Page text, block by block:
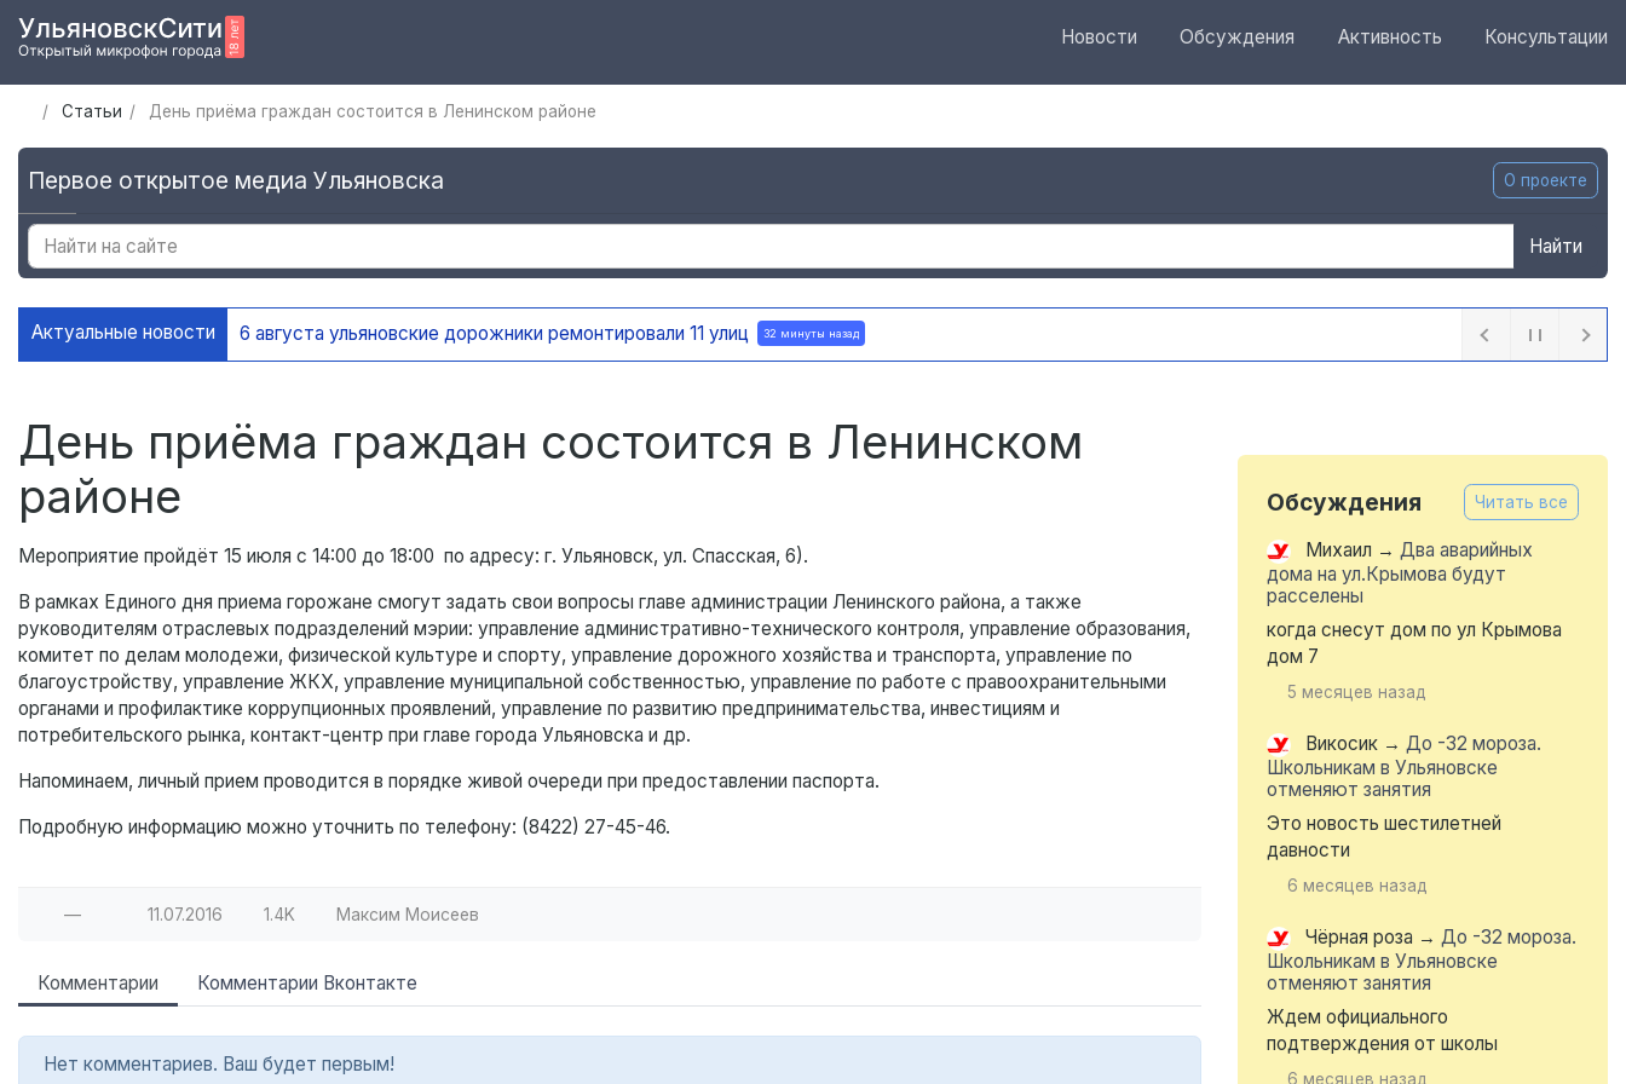
Новости Обсуждения Активность Консультации
Статьи День приёма граждан состоится в Ленинском районе
Первое открытое медиа Ульяновска О проекте
Найти
Актуальные новости
В Ульяновске установили ещё девять дополнительных бункеров для
крупногабаритного мусора
33 минуты назад
День приёма граждан состоится в Ленинском
районе
Мероприятие пройдёт 15 июля с 14:00 до 18:00 по адресу: г. Ульяновск, ул. Спасская, 6).
В рамках Единого дня приема горожане смогут задать свои вопросы главе администрации Ленинского района, а также
руководителям отраслевых подразделений мэрии: управление административно-технического контроля, управление образования,
комитет по делам молодежи, физической культуре и спорту, управление дорожного хозяйства и транспорта, управление по
благоустройству, управление ЖКХ, управление муниципальной собственностью, управление по работе с правоохранительными
органами и профилактике коррупционных проявлений, управление по развитию предпринимательства, инвестициям и
потребительского рынка, контакт-центр при главе города Ульяновска и др.
Напоминаем, личный прием проводится в порядке живой очереди при предоставлении паспорта.
Подробную информацию можно уточнить по телефону: (8422) 27-45-46.
— 11.07.2016 1.4K Максим Моисеев
Комментарии Комментарии Вконтакте
Нет комментариев. Ваш будет первым!
Обсуждения Читать все
Михаил → Два аварийных
дома на ул.Крымова будут
расселены
когда снесут дом по ул Крымова
дом 7
5 месяцев назад
Викосик → До -32 мороза.
Школьникам в Ульяновске
отменяют занятия
Это новость шестилетней
давности
6 месяцев назад
Чёрная роза → До -32 мороза.
Школьникам в Ульяновске
отменяют занятия
Ждем официального
подтверждения от школы
6 месяцев назад